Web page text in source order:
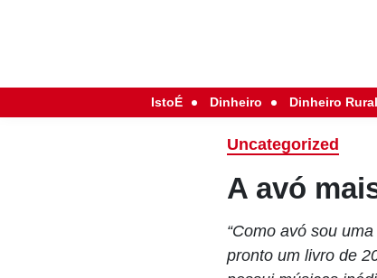
IstoÉ Dinheiro Dinheiro Rural
Uncategorized
A avó
“Como avó sou
pronto um livro de